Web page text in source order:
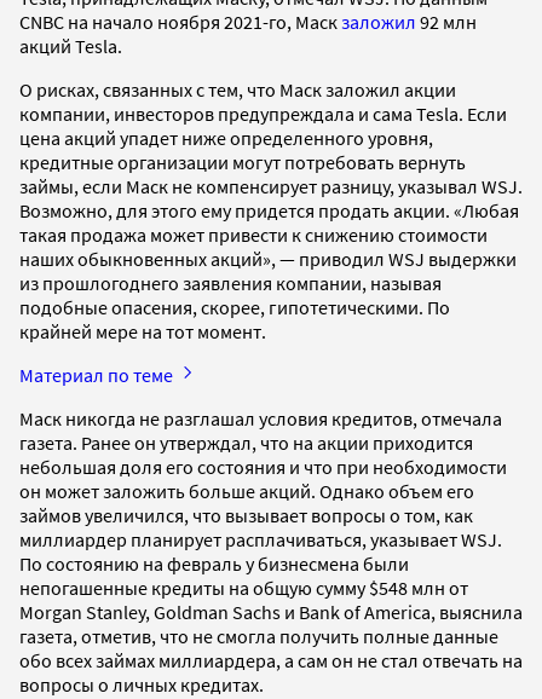
CNBC на начало ноября 2021-го, Маскзаложил 92 млн
акций Tesla.
О рисках, связанных с тем, что Маск заложил акции
компании, инвесторов предупреждала и сама Tesla. Если
цена акций упадет ниже определенного уровня,
кредитные организации могут потребовать вернуть
займы, если Маск не компенсирует разницу, указывал WSJ.
Возможно, для этого ему придется продать акции. «Любая
такая продажа может привести к снижению стоимости
наших обыкновенных акций», — приводил WSJ выдержки
из прошлогоднего заявления компании, называя
подобные опасения, скорее, гипотетическими. По
крайней мере на тот момент.
Материал по теме
Маск никогда не разглашал условия кредитов, отмечала
газета. Ранее он утверждал, что на акции приходится
небольшая доля его состояния и что при необходимости
он может заложить больше акций. Однако объем его
займов увеличился, что вызывает вопросы о том, как
миллиардер планирует расплачиваться, указывает WSJ.
По состоянию на февраль у бизнесмена были
непогашенные кредиты на общую сумму $548 млн от
Morgan Stanley, Goldman Sachs и Bank of America, выяснила
газета, отметив, что не смогла получить полные данные
обо всех займах миллиардера, а сам он не стал отвечать на
вопросы о личных кредитах.